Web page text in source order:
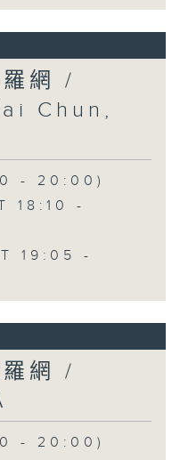
網 /
Chun,
- 20:00)
18:10 -
19:05 -
網 /
- 20:00)